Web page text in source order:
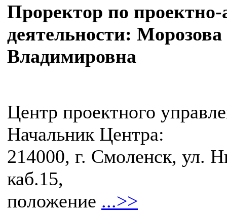
Проректор по
деятельности:
Владимировна
Центр проектного
Начальник Центра:
214000, г. Смоленск, ул.
каб.15,
положение ...>>